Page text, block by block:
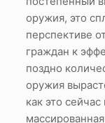
оружия, это
перспективе
граждан к
поздно
оружия
как это